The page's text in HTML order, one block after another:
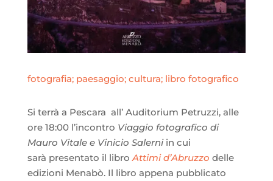
fotografia; paesaggio; cultura; libro fotografico
Si terrà a Pescara all’ Auditorium Petruzzi, alle
ore 18:00 l’incontro Viaggio fotografico di
Mauro Vitale e Vinicio Salerni in cui
sarà presentato il libroAttimi d’Abruzzo delle
edizioni Menabò. Il libro appena pubblicato